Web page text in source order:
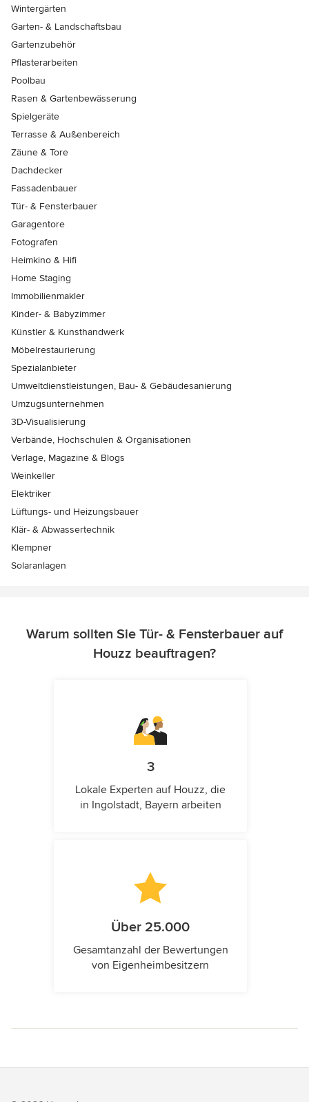
Wintergärten
Garten- & Landschaftsbau
Gartenzubehör
Pflasterarbeiten
Poolbau
Rasen & Gartenbewässerung
Spielgeräte
Terrasse & Außenbereich
Zäune & Tore
Dachdecker
Fassadenbauer
Tür- & Fensterbauer
Garagentore
Fotografen
Heimkino & Hifi
Home Staging
Immobilienmakler
Kinder- & Babyzimmer
Künstler & Kunsthandwerk
Möbelrestaurierung
Spezialanbieter
Umweltdienstleistungen, Bau- & Gebäudesanierung
Umzugsunternehmen
3D-Visualisierung
Verbände, Hochschulen & Organisationen
Verlage, Magazine & Blogs
Weinkeller
Elektriker
Lüftungs- und Heizungsbauer
Klär- & Abwassertechnik
Klempner
Solaranlagen
Warum sollten Sie Tür- & Fensterbauer auf
Houzz beauftragen?
3
Lokale Experten auf Houzz, die
in Ingolstadt, Bayern arbeiten
Über 25.000
Gesamtanzahl der Bewertungen
von Eigenheimbesitzern